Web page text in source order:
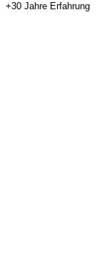
+30 Jahre Erfahrung